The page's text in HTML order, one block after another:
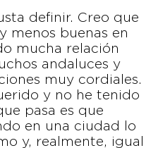
definir. Creo que
menos buenas en
mucha relación
andaluces y
muy cordiales.
y no he tenido
pasa es que
en una ciudad lo
y, realmente, igual